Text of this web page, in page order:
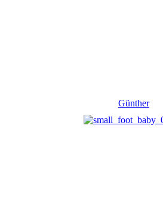
Günther